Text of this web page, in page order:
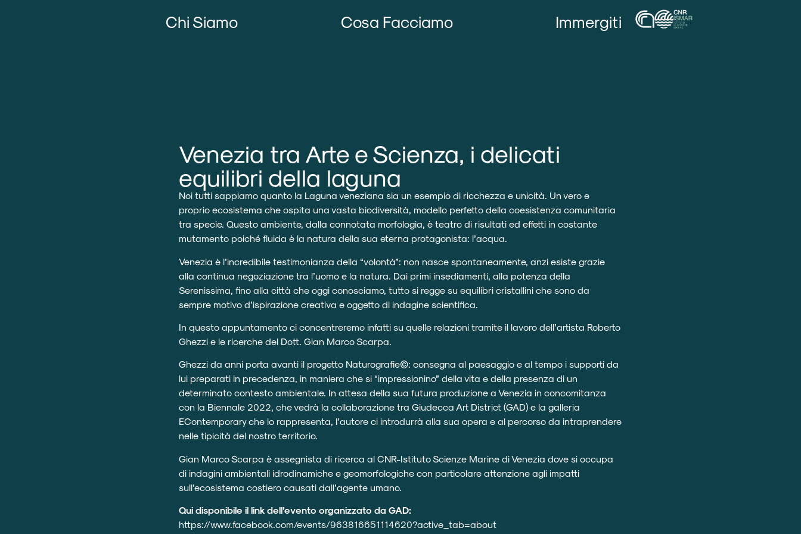
Chi Siamo Cosa Facciamo Immergiti
Venezia tra Arte e Scienza, i delicati
equilibri della laguna
Noi tutti sappiamo quanto la Laguna veneziana sia un esempio di ricchezza e unicità. Un vero e
proprio ecosistema che ospita una vasta biodiversità, modello perfetto della coesistenza comunitaria
tra specie. Questo ambiente, dalla connotata morfologia, è teatro di risultati ed effetti in costante
mutamento poiché fluida è la natura della sua eterna protagonista: l’acqua.
Venezia è l’incredibile testimonianza della “volontà”: non nasce spontaneamente, anzi esiste grazie
alla continua negoziazione tra l’uomo e la natura. Dai primi insediamenti, alla potenza della
Serenissima, fino alla città che oggi conosciamo, tutto si regge su equilibri cristallini che sono da
sempre motivo d’ispirazione creativa e oggetto di indagine scientifica.
In questo appuntamento ci concentreremo infatti su quelle relazioni tramite il lavoro dell’artista Roberto
Ghezzi e le ricerche del Dott. Gian Marco Scarpa.
Ghezzi da anni porta avanti il progetto Naturografie©: consegna al paesaggio e al tempo i supporti da
lui preparati in precedenza, in maniera che si “impressionino” della vita e della presenza di un
determinato contesto ambientale. In attesa della sua futura produzione a Venezia in concomitanza
con la Biennale 2022, che vedrà la collaborazione tra Giudecca Art District (GAD) e la galleria
EContemporary che lo rappresenta, l’autore ci introdurrà alla sua opera e al percorso da intraprendere
nelle tipicità del nostro territorio.
Gian Marco Scarpa è assegnista di ricerca al CNR-Istituto Scienze Marine di Venezia dove si occupa
di indagini ambientali idrodinamiche e geomorfologiche con particolare attenzione agli impatti
sull’ecosistema costiero causati dall’agente umano.
Qui disponibile il link dell’evento organizzato da GAD:
https://www.facebook.com/events/963816651114620?active_tab=about